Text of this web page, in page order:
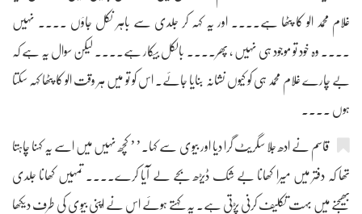
غلام محمد الو کا پٹھا ہے.... اور یہ کہہ کر جلدی سے باہر نکل جاؤں .... نہیں
.... وہ خود تو موجود ہی نہیں ، پھر.... بالکل بیکار ہے.... لیکن سوال یہ ہے کہ
بے چارے غلام محمد ہی کو کیوں نشانہ بنایا جائے۔ اس کو تو میں ہر وقت الو کا پٹھا کہہ سکتا
ہوں ....
قاسم نے ادھ جلا سگریٹ گرا دیا اور بیوی سے کہا۔’’ کچھ نہیں میں اسے یہ کہنا چاہتا
تھا کہ دفتر میں میرا کھانا بے شک ڈیڑھ بجے لے آیا کرے.... تمہیں کھانا جلدی
بھیجنے میں بہت تکلیف کرنی پڑتی ہے۔ یہ کہتے ہوئے اس نے اپنی بیوی کی طرف دیکھا